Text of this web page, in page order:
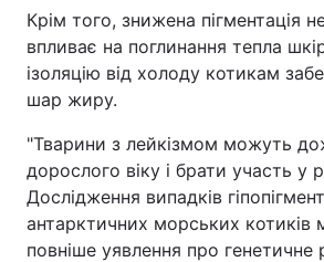
Крім того, знижена пігментація
впливає на поглинання тепла
ізоляцію від холоду котикам
шар жиру.
"Тварини з лейкізмом можуть
дорослого віку і брати участь у
Дослідження випадків
антарктичних морських котиків
повніше уявлення про генетичне